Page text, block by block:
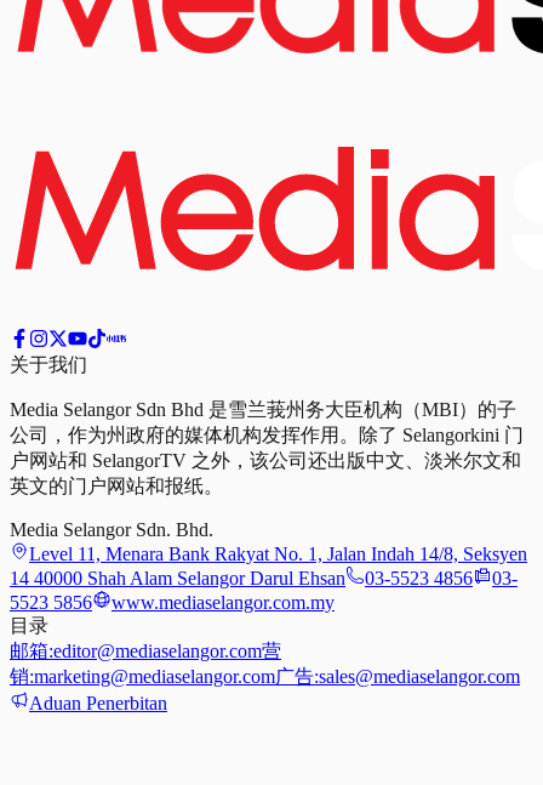
关于我们
Media Selangor Sdn Bhd 是雪兰莪州务大臣机构（MBI）的子
公司，作为州政府的媒体机构发挥作用。除了 Selangorkini 门
户网站和 SelangorTV 之外，该公司还出版中文、淡米尔文和
英文的门户网站和报纸。
Media Selangor Sdn. Bhd.
Level 11, Menara Bank Rakyat No. 1, Jalan Indah 14/8, Seksyen
14 40000 Shah Alam Selangor Darul Ehsan
03-5523 4856
03-
5523 5856
www.mediaselangor.com.my
目录
邮箱:editor@mediaselangor.com营
销:marketing@mediaselangor.com广告:sales@mediaselangor.com
Aduan Penerbitan